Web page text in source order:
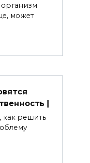
может
|
как решить